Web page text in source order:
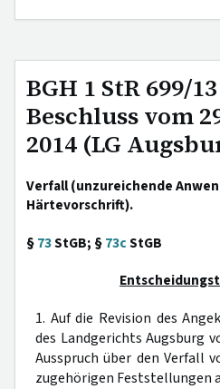
BGH 1 StR 699/
Beschluss vom
2014 (LG
Verfall (unzureichende
Härtevorschrift).
§73StGB; §73cStGB
1. Auf die Revision des
des Landgerichts Augsburg
Ausspruch über den Verfall
zugehörigen Feststellungen